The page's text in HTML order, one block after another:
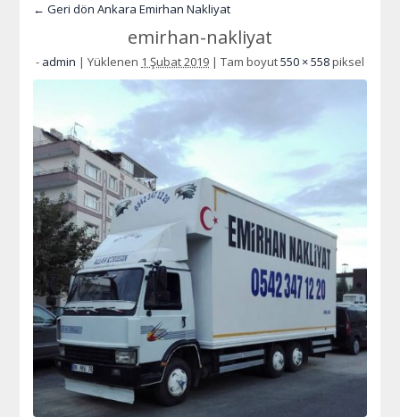
← Geri dön Ankara Emirhan Nakliyat
emirhan-nakliyat
- admin | Yüklenen 1 Şubat 2019 | Tam boyut550 × 558piksel